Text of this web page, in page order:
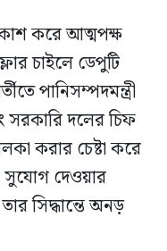
করে আত্মপক্ষ
চাইলে ডেপুটি
পানিসম্পদমন্ত্রী
সরকারি দলের চিফ
করার চেষ্টা করে
দেওয়ার
সিদ্ধান্তে অনড়